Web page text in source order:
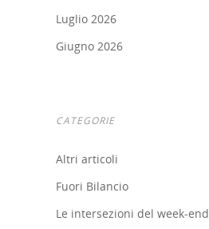
Luglio 2026
Giugno 2026
CATEGORIE
Altri articoli
Fuori Bilancio
Le intersezioni del week-end